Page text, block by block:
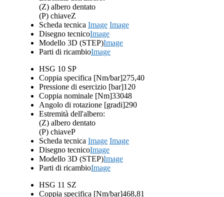
(Z) albero dentato
(P) chiaveZ
Scheda tecnica Image Image
Disegno tecnicoImage
Modello 3D (STEP)Image
Parti di ricambioImage
HSG 10 SP
Coppia specifica [Nm/bar]275,40
Pressione di esercizio [bar]120
Coppia nominale [Nm]33048
Angolo di rotazione [gradi]290
Estremità dell'albero:
(Z) albero dentato
(P) chiaveP
Scheda tecnica Image Image
Disegno tecnicoImage
Modello 3D (STEP)Image
Parti di ricambioImage
HSG 11 SZ
Coppia specifica [Nm/bar]468,81